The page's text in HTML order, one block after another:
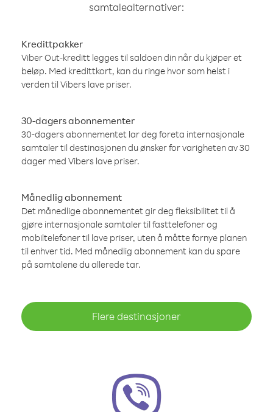
samtalealternativer:
Kredittpakker
Viber Out-kreditt legges til saldoen din når du kjøper et
beløp. Med kredittkort, kan du ringe hvor som helst i
verden til Vibers lave priser.
30-dagers abonnementer
30-dagers abonnementet lar deg foreta internasjonale
samtaler til destinasjonen du ønsker for varigheten av 30
dager med Vibers lave priser.
Månedlig abonnement
Det månedlige abonnementet gir deg fleksibilitet til å
gjøre internasjonale samtaler til fasttelefoner og
mobiltelefoner til lave priser, uten å måtte fornye planen
til enhver tid. Med månedlig abonnement kan du spare
på samtalene du allerede tar.
Flere destinasjoner